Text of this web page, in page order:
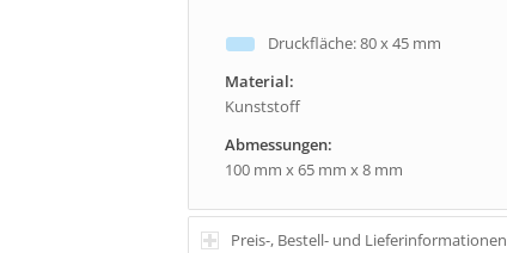
Druckfläche: 80 x 45 mm
Material:
Kunststoff
Abmessungen:
100 mm x 65 mm x 8 mm
Preis-, Bestell- und Lieferinformationen